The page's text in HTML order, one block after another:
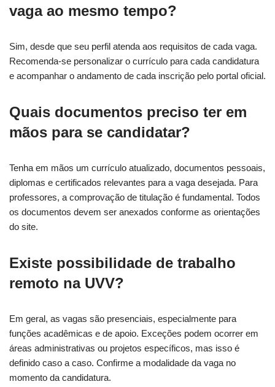
vaga ao mesmo tempo?
Sim, desde que seu perfil atenda aos requisitos de cada vaga.
Recomenda-se personalizar o currículo para cada candidatura
e acompanhar o andamento de cada inscrição pelo portal oficial.
Quais documentos preciso ter em
mãos para se candidatar?
Tenha em mãos um currículo atualizado, documentos pessoais,
diplomas e certificados relevantes para a vaga desejada. Para
professores, a comprovação de titulação é fundamental. Todos
os documentos devem ser anexados conforme as orientações
do site.
Existe possibilidade de trabalho
remoto na UVV?
Em geral, as vagas são presenciais, especialmente para
funções acadêmicas e de apoio. Exceções podem ocorrer em
áreas administrativas ou projetos específicos, mas isso é
definido caso a caso. Confirme a modalidade da vaga no
momento da candidatura.